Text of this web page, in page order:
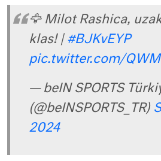
🦅 Milot Rashica,
klas! | #BJKvEYP
pic.twitter.com/
— beIN SPORTS
(@beINSPORTS_TR)
2024